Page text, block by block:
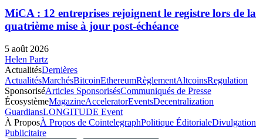
MiCA : 12 entreprises rejoignent le registre lors de la
quatrième mise à jour post-échéance
5 août 2026
Helen Partz
ActualitésDernières
ActualitésMarchésBitcoinEthereumRèglementAltcoinsRegulation
SponsoriséArticles SponsorisésCommuniqués de Presse
ÉcosystèmeMagazineAcceleratorEventsDecentralization
GuardiansLONGITUDE Event
À ProposÀ Propos de CointelegraphPolitique ÉditorialeDivulgation
Publicitaire